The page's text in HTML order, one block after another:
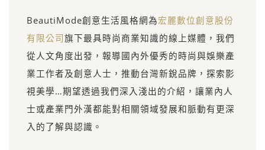
BeautiMode創意生活風格網為宏麗數位創意股份
有限公司旗下最具時尚商業知識的線上媒體，我們
從人文角度出發，報導國內外優秀的時尚與娛樂產
業工作者及創意人士，推動台灣新銳品牌，探索影
視美學…期望透過我們深入淺出的介紹，讓業內人
士或產業門外漢都能對相關領域發展和脈動有更深
入的了解與認識。